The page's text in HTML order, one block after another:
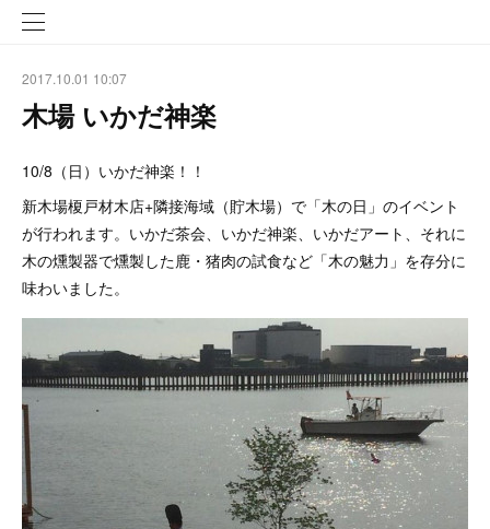
2017.10.01 10:07
木場 いかだ神楽
10/8（日）いかだ神楽！！
新木場榎戸材木店+隣接海域（貯木場）で「木の日」のイベント
が行われます。いかだ茶会、いかだ神楽、いかだアート、それに
木の燻製器で燻製した鹿・猪肉の試食など「木の魅力」を存分に
味わいました。